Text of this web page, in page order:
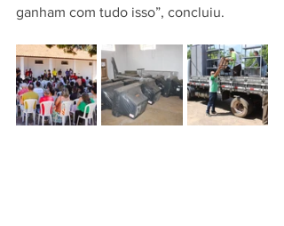
ganham com tudo isso”, concluiu.